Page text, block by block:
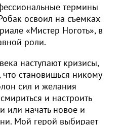
термины
освоил на съёмках
«Мистер Ноготь», в
роли.
наступают кризисы,
становишься никому
сил и желания
и настроить
или начать новое и
Мой герой выбирает